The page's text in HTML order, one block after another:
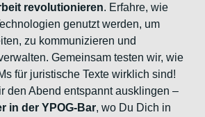
revolutionieren. Erfahre, wie
genutzt werden, um
zu kommunizieren und
Gemeinsam testen wir, wie
für juristische Texte wirklich sind!
den Abend entspannt ausklingen –
in der YPOG-Bar, wo Du Dich in